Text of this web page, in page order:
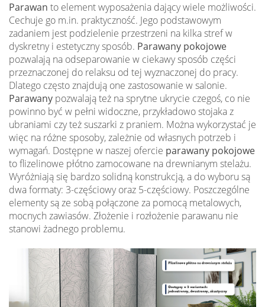
Parawan to element wyposażenia dający wiele możliwości.
Cechuje go m.in. praktyczność. Jego podstawowym
zadaniem jest podzielenie przestrzeni na kilka stref w
dyskretny i estetyczny sposób. Parawany pokojowe
pozwalają na odseparowanie w ciekawy sposób części
przeznaczonej do relaksu od tej wyznaczonej do pracy.
Dlatego często znajdują one zastosowanie w salonie.
Parawany pozwalają też na sprytne ukrycie czegoś, co nie
powinno być w pełni widoczne, przykładowo stojaka z
ubraniami czy też suszarki z praniem. Można wykorzystać je
więc na różne sposoby, zależnie od własnych potrzeb i
wymagań. Dostępne w naszej ofercie parawany pokojowe
to flizelinowe płótno zamocowane na drewnianym stelażu.
Wyróżniają się bardzo solidną konstrukcją, a do wyboru są
dwa formaty: 3-częściowy oraz 5-częściowy. Poszczególne
elementy są ze sobą połączone za pomocą metalowych,
mocnych zawiasów. Złożenie i rozłożenie parawanu nie
stanowi żadnego problemu.